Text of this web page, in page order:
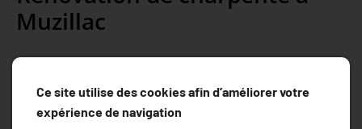
Muzillac
AMI Menuiserie offre un service complet de rénovation et de
réparation de charpentes à Muzillac. Grâce à notre savoir-faire et à
Ce site utilise des cookies afin d’améliorer votre
expérience de navigation